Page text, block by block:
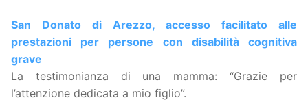
San Donato di Arezzo, accesso facilitato alle
prestazioni per persone con disabilità cognitiva
grave
La testimonianza di una mamma: “Grazie per
l’attenzione dedicata a mio figlio”.